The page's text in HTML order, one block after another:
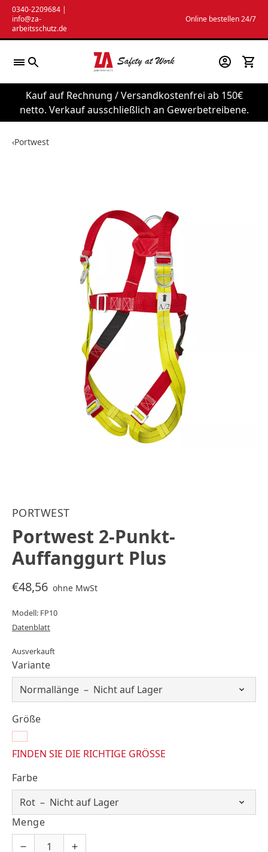
Zum
Inhalt
springen
0340-2209684 |
info@za-
arbeitsschutz.de
Online bestellen 24/7
Kauf auf Rechnung / Versandkostenfrei ab 150€
netto. Verkauf ausschließlich an Gewerbetreibene.
‹Portwest
PORTWEST
Portwest 2-Punkt-
Auffanggurt Plus
€48,56 ohne MwSt
Modell: FP10
Datenblatt
Ausverkauft
Variante
Größe
FINDEN SIE DIE RICHTIGE GRÖSSE
Farbe
Menge